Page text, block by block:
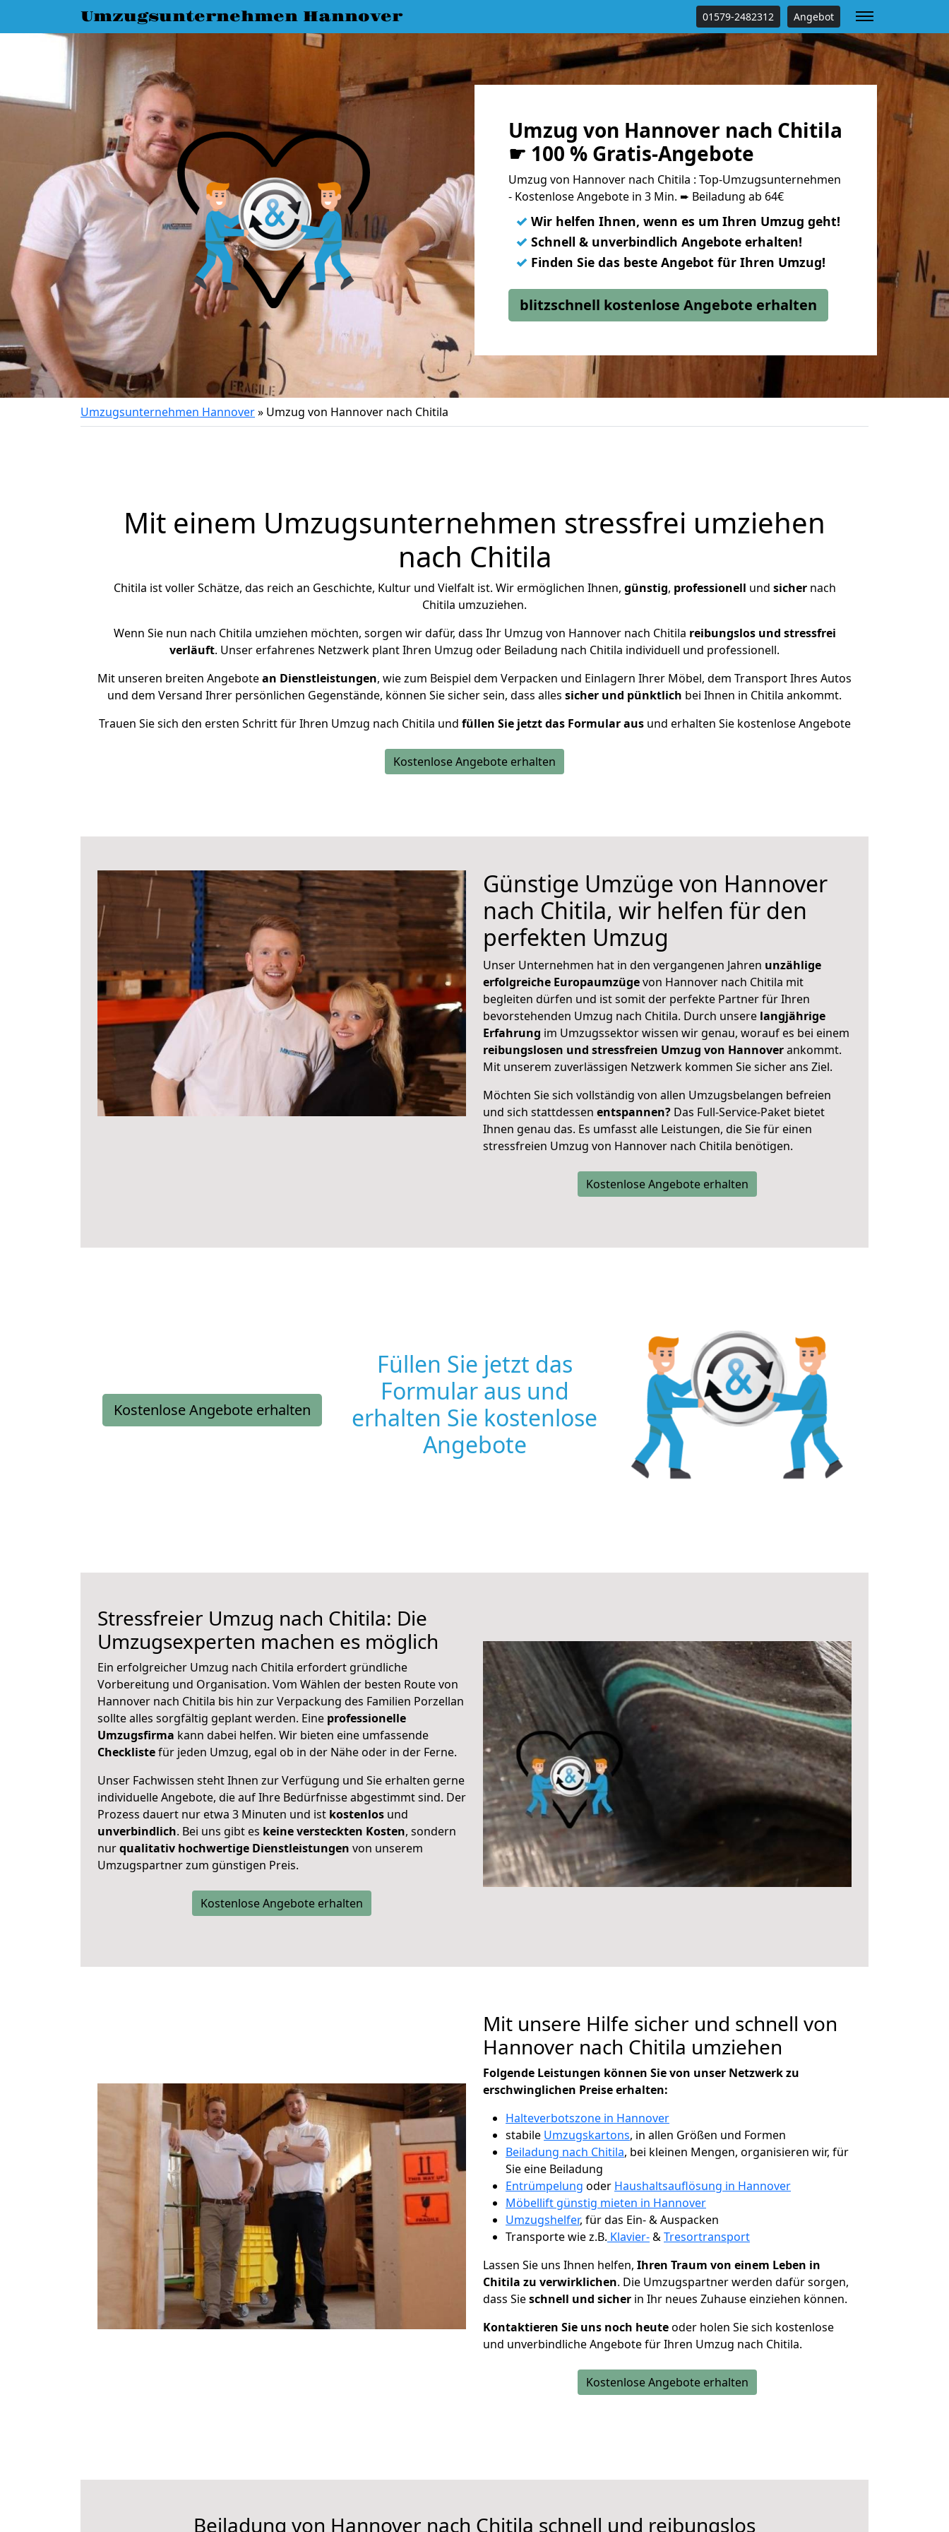
Umzugsunternehmen Hannover 01579-2482312 Angebot
Umzug von Hannover nach Chitila
☛ 100 % Gratis-Angebote
Umzug von Hannover nach Chitila : Top-Umzugsunternehmen
- Kostenlose Angebote in 3 Min. ➨ Beiladung ab 64€
✓ Wir helfen Ihnen, wenn es um Ihren Umzug geht!
✓ Schnell & unverbindlich Angebote erhalten!
✓ Finden Sie das beste Angebot für Ihren Umzug!
blitzschnell kostenlose Angebote erhalten
Umzugsunternehmen Hannover» Umzug von Hannover nach Chitila
Mit einem Umzugsunternehmen stressfrei umziehen
nach Chitila
Chitila ist voller Schätze, das reich an Geschichte, Kultur und Vielfalt ist. Wir ermöglichen Ihnen, günstig, professionell und sichernach
Chitila umzuziehen.
Wenn Sie nun nach Chitila umziehen möchten, sorgen wir dafür, dass Ihr Umzug von Hannover nach Chitila reibungslos und stressfrei
verläuft. Unser erfahrenes Netzwerk plant Ihren Umzug oder Beiladung nach Chitila individuell und professionell.
Mit unseren breiten Angebotean Dienstleistungen, wie zum Beispiel dem Verpacken und Einlagern Ihrer Möbel, dem Transport Ihres Autos
und dem Versand Ihrer persönlichen Gegenstände, können Sie sicher sein, dass alles sicher und pünktlich bei Ihnen in Chitila ankommt.
Trauen Sie sich den ersten Schritt für Ihren Umzug nach Chitila und füllen Sie jetzt das Formular ausund erhalten Sie kostenlose Angebote
Kostenlose Angebote erhalten
Günstige Umzüge von Hannover
nach Chitila, wir helfen für den
perfekten Umzug
Unser Unternehmen hat in den vergangenen Jahren unzählige
erfolgreiche Europaumzügevon Hannover nach Chitila mit
begleiten dürfen und ist somit der perfekte Partner für Ihren
bevorstehenden Umzug nach Chitila. Durch unsere langjährige
Erfahrung im Umzugssektor wissen wir genau, worauf es bei einem
reibungslosen und stressfreien Umzug von Hannoverankommt.
Mit unserem zuverlässigen Netzwerk kommen Sie sicher ans Ziel.
Möchten Sie sich vollständig von allen Umzugsbelangen befreien
und sich stattdessen entspannen? Das Full-Service-Paket bietet
Ihnen genau das. Es umfasst alle Leistungen, die Sie für einen
stressfreien Umzug von Hannover nach Chitila benötigen.
Kostenlose Angebote erhalten
Kostenlose Angebote erhalten
Füllen Sie jetzt das
Formular aus und
erhalten Sie kostenlose
Angebote
Stressfreier Umzug nach Chitila: Die
Umzugsexperten machen es möglich
Ein erfolgreicher Umzug nach Chitila erfordert gründliche
Vorbereitung und Organisation. Vom Wählen der besten Route von
Hannover nach Chitila bis hin zur Verpackung des Familien Porzellan
sollte alles sorgfältig geplant werden. Eine professionelle
Umzugsfirma kann dabei helfen. Wir bieten eine umfassende
Checklistefür jeden Umzug, egal ob in der Nähe oder in der Ferne.
Unser Fachwissen steht Ihnen zur Verfügung und Sie erhalten gerne
individuelle Angebote, die auf Ihre Bedürfnisse abgestimmt sind. Der
Prozess dauert nur etwa 3 Minuten und ist kostenlos und
unverbindlich. Bei uns gibt es keine versteckten Kosten, sondern
nurqualitativ hochwertige Dienstleistungen von unserem
Umzugspartner zum günstigen Preis.
Kostenlose Angebote erhalten
Mit unsere Hilfe sicher und schnell von
Hannover nach Chitila umziehen
Folgende Leistungen können Sie von unser Netzwerk zu
erschwinglichen Preise erhalten:
Halteverbotszone in Hannover
stabile Umzugskartons, in allen Größen und Formen
Beiladung nach Chitila, bei kleinen Mengen, organisieren wir, für
Sie eine Beiladung
Entrümpelung oder Haushaltsauflösung in Hannover
Möbellift günstig mieten in Hannover
Umzugshelfer, für das Ein- & Auspacken
Transporte wie z.B. Klavier-&Tresortransport
Lassen Sie uns Ihnen helfen, Ihren Traum von einem Leben in
Chitila zu verwirklichen. Die Umzugspartner werden dafür sorgen,
dass Sieschnell und sicher in Ihr neues Zuhause einziehen können.
Kontaktieren Sie uns noch heuteoder holen Sie sich kostenlose
und unverbindliche Angebote für Ihren Umzug nach Chitila.
Kostenlose Angebote erhalten
Beiladung von Hannover nach Chitila schnell und reibungslos